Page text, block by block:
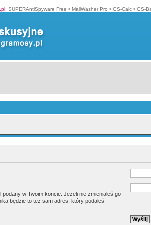
: SUPERAntiSpyware Free • MailWasher Pro • GS-Calc • GS-
podany w Twoim koncie. Jeżeli nie zmieniałeś go
będzie to tez sam adres, który podałeś